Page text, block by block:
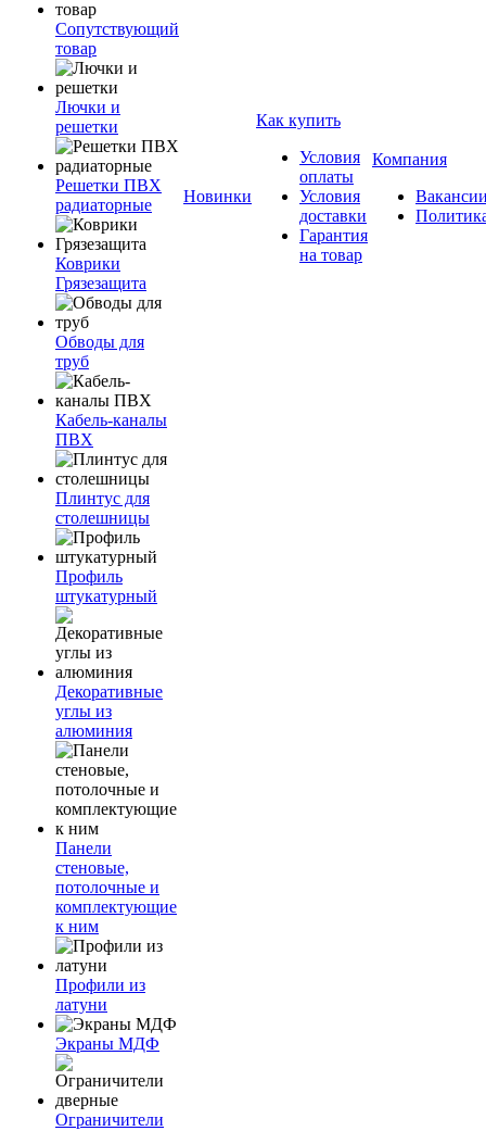
Сопутствующий
товар
Лючки и
решетки
Решетки ПВХ
радиаторные
Коврики
Грязезащита
Обводы для
труб
Кабель-каналы
ПВХ
Плинтус для
столешницы
Профиль
штукатурный
Декоративные
углы из
алюминия
Панели
стеновые,
потолочные и
комплектующие
к ним
Профили из
латуни
Экраны МДФ
Ограничители
Новинки
Как купить
Условия
оплаты
Условия
доставки
Гарантия
на товар
Компания